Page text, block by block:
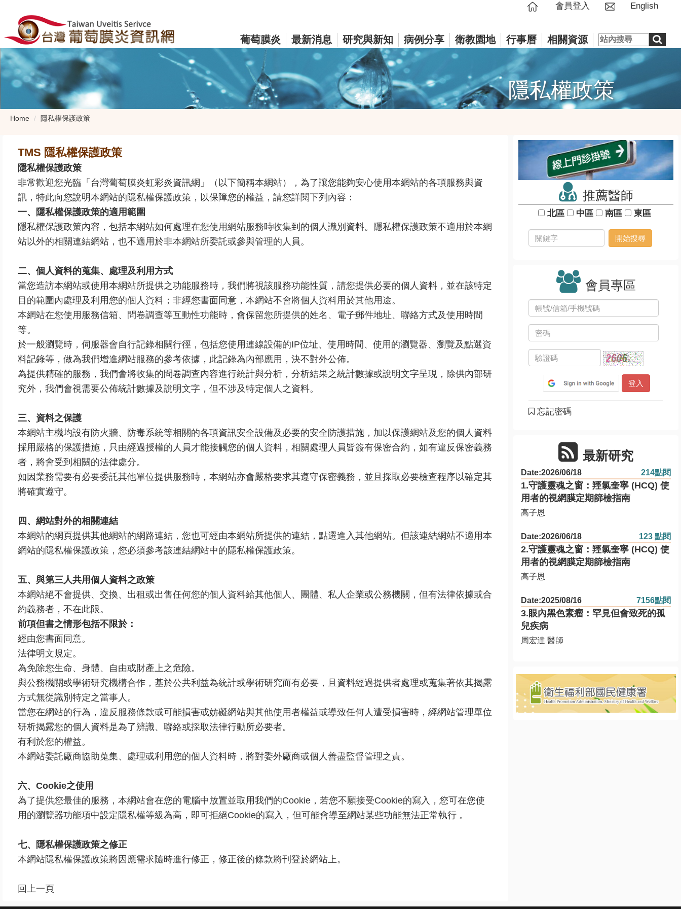
葡萄膜炎 最新消息 研究與新知 病例分享 衛教園地 行事曆 相關資源
會員登入 English
隱私權政策
Home 隱私權保護政策
TMS 隱私權保護政策
隱私權保護政策
非常歡迎您光臨「台灣葡萄膜炎虹彩炎資訊網」（以下簡稱本網站），為了讓您能夠安心使用本網站的各項服務與資
訊，特此向您說明本網站的隱私權保護政策，以保障您的權益，請您詳閱下列內容：
一、隱私權保護政策的適用範圍
隱私權保護政策內容，包括本網站如何處理在您使用網站服務時收集到的個人識別資料。隱私權保護政策不適用於本網
站以外的相關連結網站，也不適用於非本網站所委託或參與管理的人員。
二、個人資料的蒐集、處理及利用方式
當您造訪本網站或使用本網站所提供之功能服務時，我們將視該服務功能性質，請您提供必要的個人資料，並在該特定
目的範圍內處理及利用您的個人資料；非經您書面同意，本網站不會將個人資料用於其他用途。
本網站在您使用服務信箱、問卷調查等互動性功能時，會保留您所提供的姓名、電子郵件地址、聯絡方式及使用時間
等。
於一般瀏覽時，伺服器會自行記錄相關行徑，包括您使用連線設備的IP位址、使用時間、使用的瀏覽器、瀏覽及點選資
料記錄等，做為我們增進網站服務的參考依據，此記錄為內部應用，決不對外公佈。
為提供精確的服務，我們會將收集的問卷調查內容進行統計與分析，分析結果之統計數據或說明文字呈現，除供內部研
究外，我們會視需要公佈統計數據及說明文字，但不涉及特定個人之資料。
三、資料之保護
本網站主機均設有防火牆、防毒系統等相關的各項資訊安全設備及必要的安全防護措施，加以保護網站及您的個人資料
採用嚴格的保護措施，只由經過授權的人員才能接觸您的個人資料，相關處理人員皆簽有保密合約，如有違反保密義務
者，將會受到相關的法律處分。
如因業務需要有必要委託其他單位提供服務時，本網站亦會嚴格要求其遵守保密義務，並且採取必要檢查程序以確定其
將確實遵守。
四、網站對外的相關連結
本網站的網頁提供其他網站的網路連結，您也可經由本網站所提供的連結，點選進入其他網站。但該連結網站不適用本
網站的隱私權保護政策，您必須參考該連結網站中的隱私權保護政策。
五、與第三人共用個人資料之政策
本網站絕不會提供、交換、出租或出售任何您的個人資料給其他個人、團體、私人企業或公務機關，但有法律依據或合
約義務者，不在此限。
前項但書之情形包括不限於：
經由您書面同意。
法律明文規定。
為免除您生命、身體、自由或財產上之危險。
與公務機關或學術研究機構合作，基於公共利益為統計或學術研究而有必要，且資料經過提供者處理或蒐集著依其揭露
方式無從識別特定之當事人。
當您在網站的行為，違反服務條款或可能損害或妨礙網站與其他使用者權益或導致任何人遭受損害時，經網站管理單位
研析揭露您的個人資料是為了辨識、聯絡或採取法律行動所必要者。
有利於您的權益。
本網站委託廠商協助蒐集、處理或利用您的個人資料時，將對委外廠商或個人善盡監督管理之責。
六、Cookie之使用
為了提供您最佳的服務，本網站會在您的電腦中放置並取用我們的Cookie，若您不願接受Cookie的寫入，您可在您使
用的瀏覽器功能項中設定隱私權等級為高，即可拒絕Cookie的寫入，但可能會導至網站某些功能無法正常執行 。
七、隱私權保護政策之修正
本網站隱私權保護政策將因應需求隨時進行修正，修正後的條款將刊登於網站上。
回上一頁
推薦醫師
北區 中區 南區 東區
會員專區
忘記密碼
最新研究
Date:2026/06/18 214點閱
1.守護靈魂之窗：羥氯奎寧 (HCQ) 使
用者的視網膜定期篩檢指南
高子恩
Date:2026/06/18 123 點閱
2.守護靈魂之窗：羥氯奎寧 (HCQ) 使
用者的視網膜定期篩檢指南
高子恩
Date:2025/08/16 7156點閱
3.眼內黑色素瘤：罕見但會致死的孤
兒疾病
周宏達 醫師